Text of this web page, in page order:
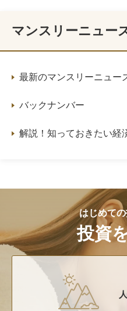
マンスリーニュー
最新のマンスリーニュー
バックナンバー
解説！知っておきたい経
はじめて
投資